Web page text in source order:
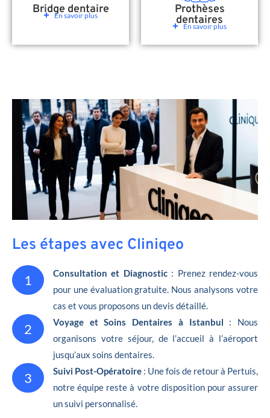
Bridge dentaire
En savoir plus Prothèses
dentaires
En savoir plus
Les étapes avec Cliniqeo
1 Consultation et Diagnostic: Prenez rendez-vous
pour une évaluation gratuite. Nous analysons votre
cas et vous proposons un devis détaillé.
2 Voyage et Soins Dentaires à Istanbul : Nous
organisons votre séjour, de l’accueil à l’aéroport
jusqu’aux soins dentaires.
3 Suivi Post-Opératoire : Une fois de retour à Pertuis,
notre équipe reste à votre disposition pour assurer
un suivi personnalisé.